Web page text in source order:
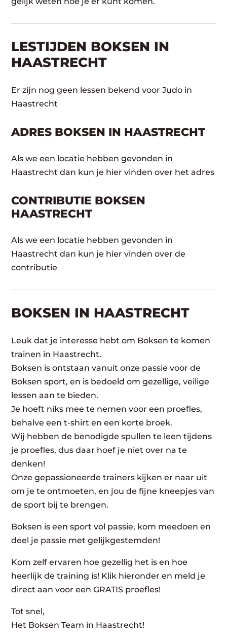
LESTIJDEN BOKSEN IN
HAASTRECHT
Er zijn nog geen lessen bekend voor Judo in
Haastrecht
ADRES BOKSEN IN HAASTRECHT
Als we een locatie hebben gevonden in
Haastrecht dan kun je hier vinden over het adres
CONTRIBUTIE BOKSEN
HAASTRECHT
Als we een locatie hebben gevonden in
Haastrecht dan kun je hier vinden over de
contributie
BOKSEN IN HAASTRECHT
Leuk dat je interesse hebt om Boksen te komen
trainen in Haastrecht.
Boksen is ontstaan vanuit onze passie voor de
Boksen sport, en is bedoeld om gezellige, veilige
lessen aan te bieden.
Je hoeft niks mee te nemen voor een proefles,
behalve een t-shirt en een korte broek.
Wij hebben de benodigde spullen te leen tijdens
je proefles, dus daar hoef je niet over na te
denken!
Onze gepassioneerde trainers kijken er naar uit
om je te ontmoeten, en jou de fijne kneepjes van
de sport bij te brengen.
Boksen is een sport vol passie, kom meedoen en
deel je passie met gelijkgestemden!
Kom zelf ervaren hoe gezellig het is en hoe
heerlijk de training is! Klik hieronder en meld je
direct aan voor een GRATIS proefles!
Tot snel,
Het Boksen Team in Haastrecht!